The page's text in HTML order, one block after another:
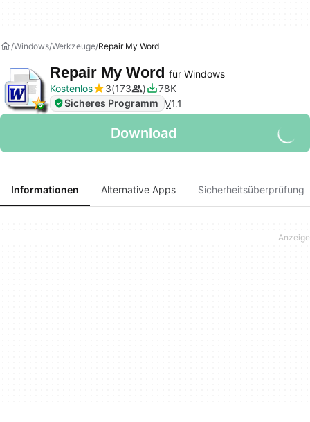
Windows Werkzeuge Repair My Word
Repair My Word für Windows
Kostenlos
3 173
78K
Sicheres Programm V1.1
Download
Informationen Alternative Apps Sicherheitsüberprüfung